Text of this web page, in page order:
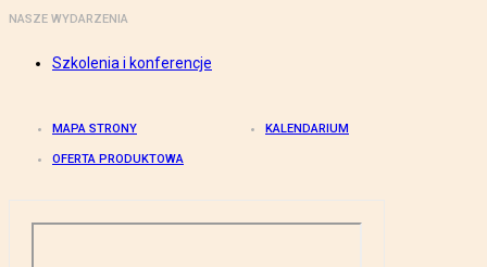
NASZE WYDARZENIA
Szkolenia i konferencje
MAPA STRONY KALENDARIUM
OFERTA PRODUKTOWA